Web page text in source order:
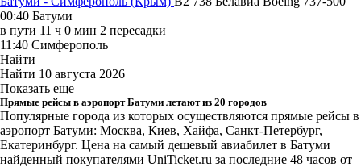
00:40 Батуми
в пути 11 ч 0 мин 2 пересадки
11:40 Симферополь
Найти
Найти 10 августа 2026
Показать еще
Прямые рейсы в аэропорт Батуми летают из 20 городов
Популярные города из которых осуществляются прямые рейсы в
аэропорт Батуми: Москва, Киев, Хайфа, Санкт-Петербург,
Екатеринбург. Цена на самый дешевый авиабилет в Батуми
найденный покупателями UniTicket.ru за последние 48 часов от